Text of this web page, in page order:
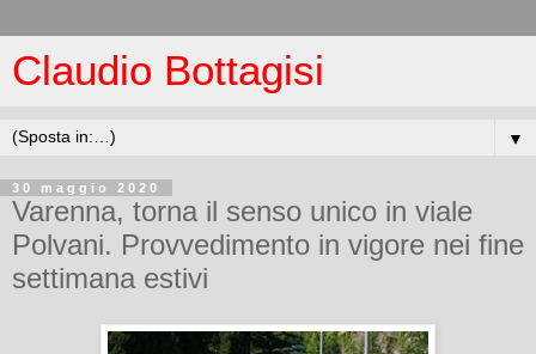
Claudio Bottagisi
▼
30 maggio 2020
Varenna, torna il senso unico in viale
Polvani. Provvedimento in vigore nei fine
settimana estivi